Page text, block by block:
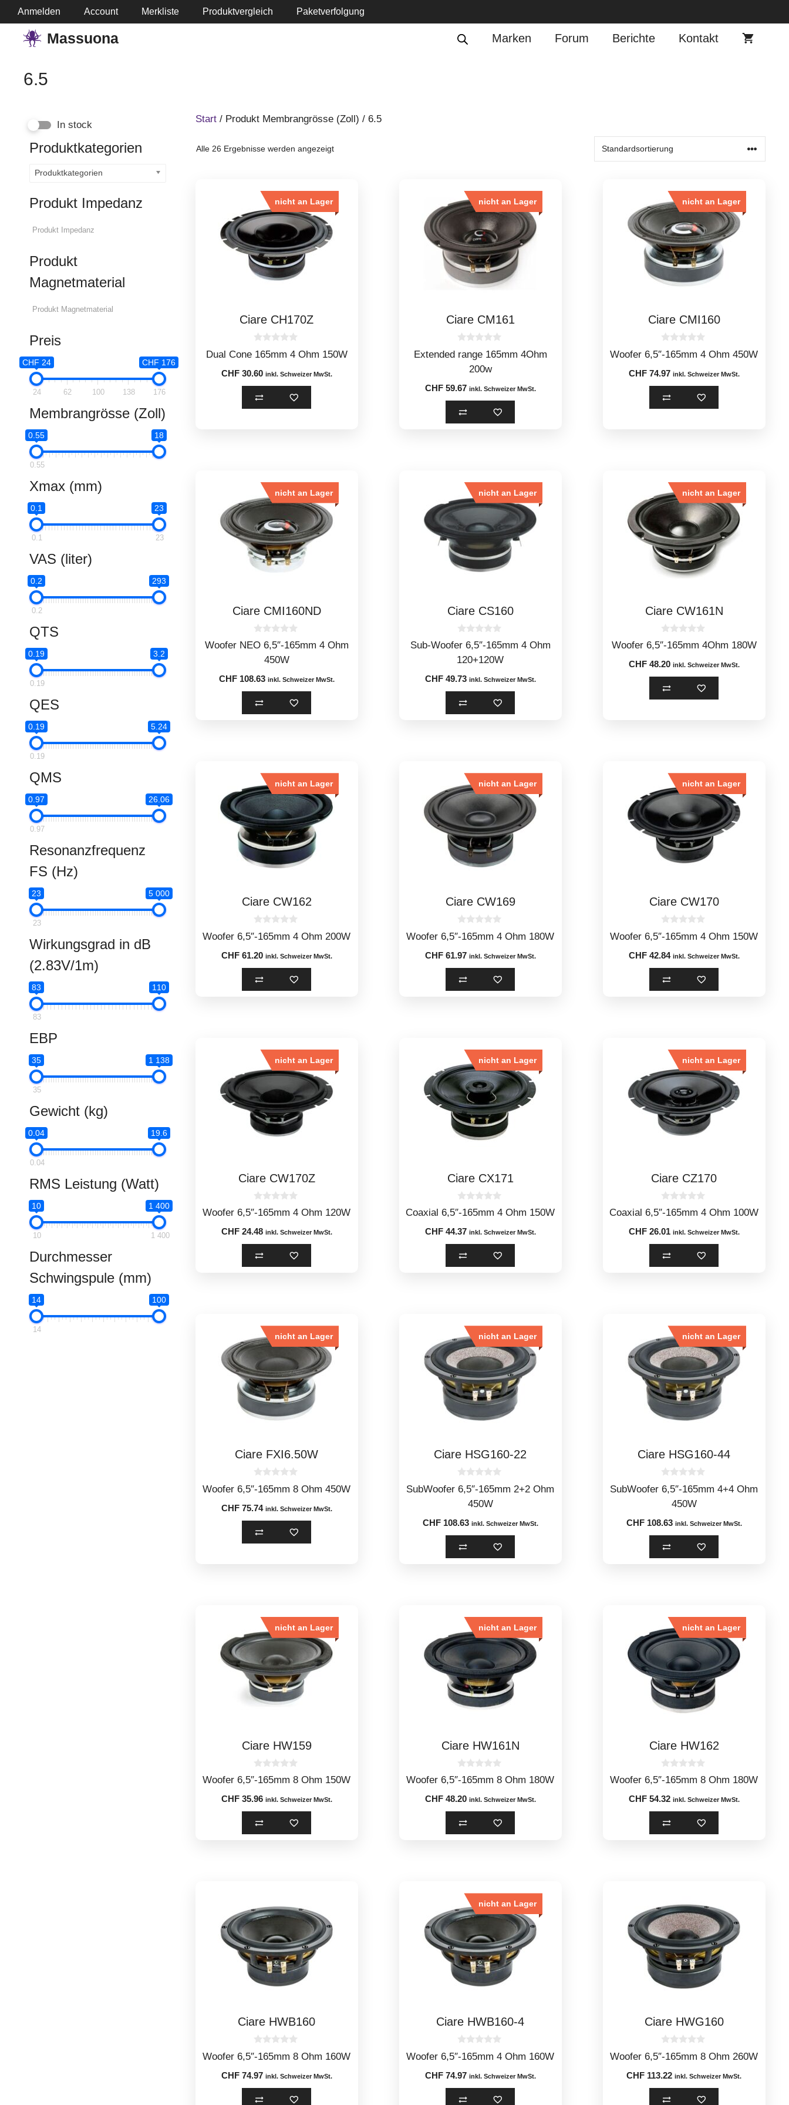
Springe
zum
Anmelden Account Merkliste Produktvergleich Paketverfolgung
Massuona Marken Forum Berichte Kontakt
6.5
Start/ Produkt Membrangrösse (Zoll) / 6.5
Alle 26 Ergebnisse werden angezeigt
nicht an Lager
Ciare CH170Z
0
o
t
5
Dual Cone 165mm 4 Ohm 150W
CHF30.60 inkl. Schweizer MwSt.
nicht an Lager
Ciare CM161
o
f
Extended range 165mm 4Ohm
200w
CHF59.67 inkl. Schweizer MwSt.
nicht an Lager
Ciare CMI160
0
o
t
5
Woofer 6,5″-165mm 4 Ohm 450W
CHF74.97 inkl. Schweizer MwSt.
nicht an Lager
Ciare CMI160ND
0
o
f
5
Woofer NEO 6,5″-165mm 4 Ohm
450W
CHF108.63 inkl. Schweizer MwSt.
nicht an Lager
Ciare CS160
o
u
t
f
5
Sub-Woofer 6,5″-165mm 4 Ohm
120+120W
CHF49.73 inkl. Schweizer MwSt.
nicht an Lager
Ciare CW161N
0
o
t
5
Woofer 6,5″-165mm 4Ohm 180W
CHF48.20 inkl. Schweizer MwSt.
nicht an Lager
Ciare CW162
0
o
t
5
Woofer 6,5″-165mm 4 Ohm 200W
CHF61.20 inkl. Schweizer MwSt.
nicht an Lager
Ciare CW169
0
o
t
5
Woofer 6,5″-165mm 4 Ohm 180W
CHF61.97 inkl. Schweizer MwSt.
nicht an Lager
Ciare CW170
0
o
t
5
Woofer 6,5″-165mm 4 Ohm 150W
CHF42.84 inkl. Schweizer MwSt.
nicht an Lager
Ciare CW170Z
0
o
t
5
Woofer 6,5″-165mm 4 Ohm 120W
CHF24.48 inkl. Schweizer MwSt.
nicht an Lager
Ciare CX171
0
o
t
5
Coaxial 6,5″-165mm 4 Ohm 150W
CHF44.37 inkl. Schweizer MwSt.
nicht an Lager
Ciare CZ170
0
o
t
5
Coaxial 6,5″-165mm 4 Ohm 100W
CHF26.01 inkl. Schweizer MwSt.
nicht an Lager
Ciare FXI6.50W
0
o
t
5
Woofer 6,5″-165mm 8 Ohm 450W
CHF75.74 inkl. Schweizer MwSt.
nicht an Lager
Ciare HSG160-22
0
o
f
5
SubWoofer 6,5″-165mm 2+2 Ohm
450W
CHF108.63 inkl. Schweizer MwSt.
nicht an Lager
Ciare HSG160-44
0
o
f
5
SubWoofer 6,5″-165mm 4+4 Ohm
450W
CHF108.63 inkl. Schweizer MwSt.
nicht an Lager
Ciare HW159
0
o
t
5
Woofer 6,5″-165mm 8 Ohm 150W
CHF35.96 inkl. Schweizer MwSt.
nicht an Lager
Ciare HW161N
0
o
t
5
Woofer 6,5″-165mm 8 Ohm 180W
CHF48.20 inkl. Schweizer MwSt.
nicht an Lager
Ciare HW162
0
o
t
5
Woofer 6,5″-165mm 8 Ohm 180W
CHF54.32 inkl. Schweizer MwSt.
Ciare HWB160
0
o
t
5
Woofer 6,5″-165mm 8 Ohm 160W
CHF74.97 inkl. Schweizer MwSt.
nicht an Lager
Ciare HWB160-4
0
o
t
5
Woofer 6,5″-165mm 4 Ohm 160W
CHF74.97 inkl. Schweizer MwSt.
Ciare HWG160
0
o
t
5
Woofer 6,5″-165mm 8 Ohm 260W
CHF 113.22 inkl. Schweizer MwSt.
In stock
Produktkategorien
Produktkategorien
Produkt Impedanz
Produkt
Magnetmaterial
Preis
CHF 24 CHF 176
24 62 100 138 176
Membrangrösse (Zoll)
0.55 18
0.55
Xmax (mm)
0.1 23
0.1 23
VAS (liter)
0.2 293
0.2
QTS
0.19 3.2
0.19
QES
0.19 5.24
0.19
QMS
0.97 26.06
0.97
Resonanzfrequenz
FS (Hz)
23 5 000
23
Wirkungsgrad in dB
(2.83V/1m)
83 110
83
EBP
35 1 138
35
Gewicht (kg)
0.04 19.6
0.04
RMS Leistung (Watt)
10 1 400
10 1 400
Durchmesser
Schwingspule (mm)
14 100
14